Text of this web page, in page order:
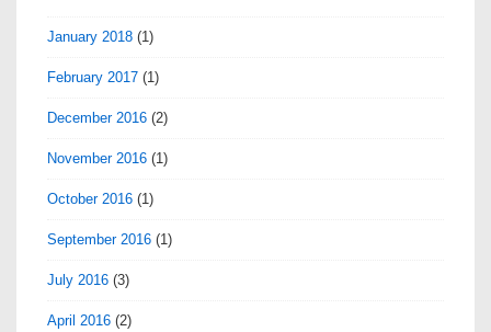
January 2018 (1)
February 2017 (1)
December 2016 (2)
November 2016 (1)
October 2016 (1)
September 2016 (1)
July 2016 (3)
April 2016 (2)